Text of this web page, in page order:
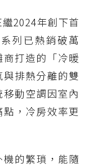
2024年創下首
列已熱銷破萬
打造的「冷暖
排熱分離的雙
動空調因室內
，冷房效率更
的繁瑣，能隨